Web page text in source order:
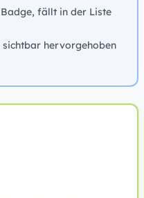
fällt in der Liste
hervorgehoben